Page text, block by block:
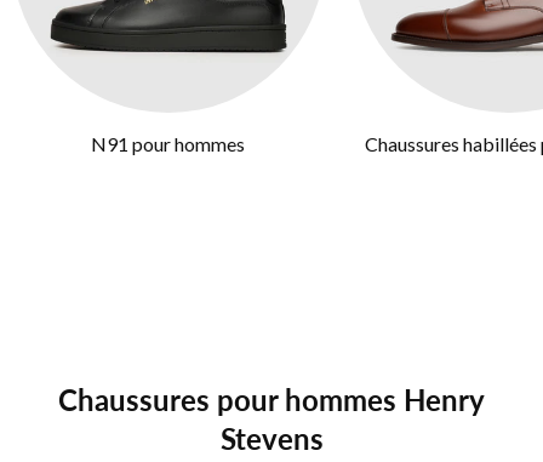
N91 pour hommes Chaussures
Chaussures pour hommes Henry
Stevens